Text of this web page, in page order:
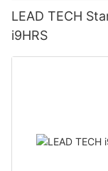
LEAD TECH
i9HRS